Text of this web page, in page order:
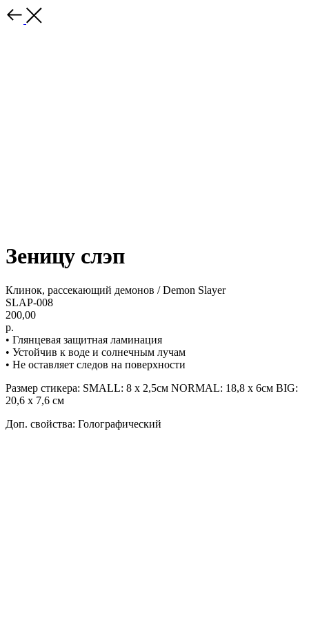
Зеницу слэп
Клинок, рассекающий демонов / Demon Slayer
SLAP-008
200,00
р.
• Глянцевая защитная ламинация
• Устойчив к воде и солнечным лучам
• Не оставляет следов на поверхности
Размер стикера: SMALL: 8 х 2,5см NORMAL: 18,8 х 6см BIG:
20,6 х 7,6 см
Доп. свойства: Голографический